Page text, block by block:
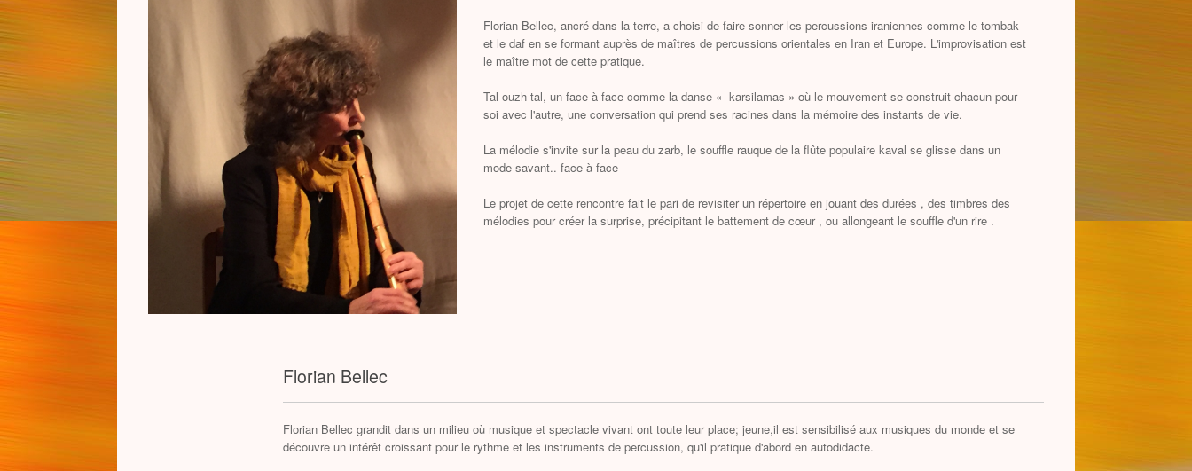
Florian Bellec, ancré dans la terre, a choisi de faire sonner les percussions iraniennes comme le tombak
et le daf en se formant auprès de maîtres de percussions orientales en Iran et Europe. L'improvisation est
le maître mot de cette pratique.
Tal ouzh tal, un face à face comme la danse « karsilamas » où le mouvement se construit chacun pour
soi avec l'autre, une conversation qui prend ses racines dans la mémoire des instants de vie.
La mélodie s'invite sur la peau du zarb, le souffle rauque de la flûte populaire kaval se glisse dans un
mode savant.. face à face
Le projet de cette rencontre fait le pari de revisiter un répertoire en jouant des durées , des timbres des
mélodies pour créer la surprise, précipitant le battement de cœur , ou allongeant le souffle d'un rire .
Florian Bellec
Florian Bellec grandit dans un milieu où musique et spectacle vivant ont toute leur place; jeune,il est sensibilisé aux musiques du monde et se
découvre un intérêt croissant pour le rythme et les instruments de percussion, qu'il pratique d'abord en autodidacte.